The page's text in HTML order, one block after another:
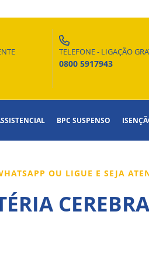
TELEFONE - LIGAÇÃO
0800 5917943
BPC SUSPENSO
OU LIGUE E SEJA